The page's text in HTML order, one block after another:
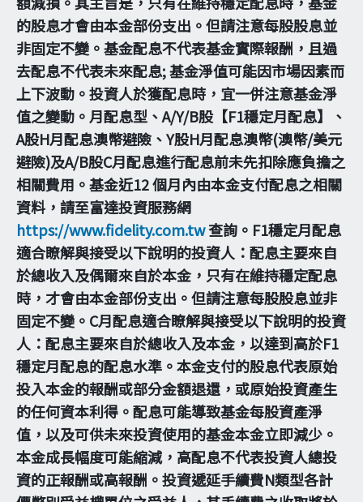
的股息才會由本金部份支出。但請注意每股股息並
非固定不變。基金配息不代表基金實際報酬，且過
去配息不代表未來配息; 基金淨值可能因市場因素而
上下波動。投資人於獲配息時，宜一併注意基金淨
值之變動。月配息型、A/Y/B股【F1穩定月配息】、
A股H月配息澳幣避險、Y股H月配息澳幣(澳幣/美元
避險)及A/B股C月配息進行配息前未先扣除應負擔之
相關費用。基金近12 個月內由本金支付配息之相關
資料，請至富達投資服務網
https://www.fidelity.com.tw查詢。F1穩定月配息
適合瞭解與接受以下說明的投資人：配息主要來自
於總收入及偶爾來自於本金，只有在維持穩定配息
時，才會由本金部份支出。但請注意每股股息並非
固定不變。C月配息適合瞭解與接受以下說明的投資
人：配息主要來自於總收入及本金，以達到高於F1
穩定月配息的配息水準。本金支付的股息代表原始
投入本金的報酬或部分金額退還，或原始投資產生
的任何資本利得。配息可能導致基金每股資產淨
值，以及可供未來投資使用的基金本金立即減少。
本金成長幅度可能縮減，高配息不代表投資人總投
資的正報酬或高報酬。投資遞延手續費N類型各計